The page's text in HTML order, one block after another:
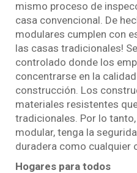
mismo proceso de
casa convencional. De
modulares cumplen con
las casas tradicionales!
controlado donde los
concentrarse en la
construcción. Los
materiales resistentes
tradicionales. Por lo
modular, tenga la
duradera como cualquier
Hogares para todos